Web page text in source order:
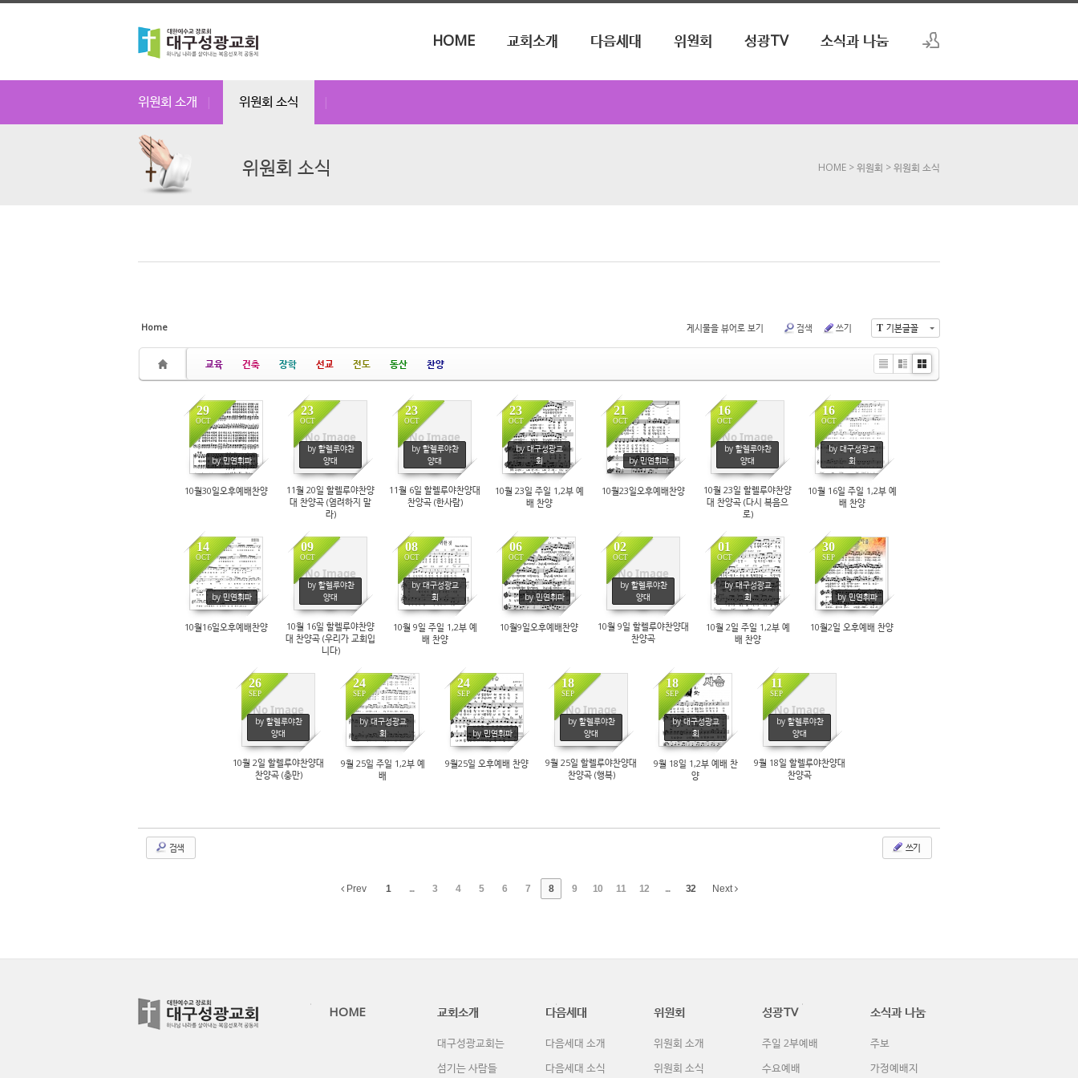
HOME 교회소개 다음세대 위원회 성광TV 소식과 나눔
위원회 소개 | 위원회 소식 |
위원회 소식 HOME > 위원회 > 위원회 소식
Home T 기본글꼴
게시물을 뷰어로 보기 검색 쓰기
교육 건축 장학 선교 전도 동산
찬양
Li
Zi
G
29
OCT
by 민연휘파
6233
10월30일오후예배찬양
No Image
23
OCT
by 할렐루야찬
양대
5902
11월 20일 할렐루야찬양
대 찬양곡 (염려하지 말
라)
No Image
23
OCT
by 할렐루야찬
양대
7013
11월 6일 할렐루야찬양대
찬양곡 (한사람)
23
OCT
by 대구성광교
회
6851
10월 23일 주일 1,2부 예
배 찬양
21
OCT
by 민연휘파
6768
10월23일오후예배찬양
No Image
16
OCT
by 할렐루야찬
양대
7068
10월 23일 할렐루야찬양
대 찬양곡 (다시 복음으
로)
16
OCT
by 대구성광교
회
6551
10월 16일 주일 1,2부 예
배 찬양
14
OCT
by 민연휘파
6513
10월16일오후예배찬양
No Image
09
OCT
by 할렐루야찬
양대
6841
10월 16일 할렐루야찬양
대 찬양곡 (우리가 교회입
니다)
08
OCT
by 대구성광교
회
6875
10월 9일 주일 1,2부 예
배 찬양
06
OCT
by 민연휘파
6598
10월9일오후예배찬양
No Image
02
OCT
by 할렐루야찬
양대
8280
10월 9일 할렐루야찬양대
찬양곡
01
OCT
by 대구성광교
회
6371
10월 2일 주일 1,2부 예
배 찬양
30
SEP
by 민연휘파
5749
10월2일 오후예배 찬양
No Image
26
SEP
by 할렐루야찬
양대
7611
10월 2일 할렐루야찬양대
찬양곡 (충만)
24
SEP
by 대구성광교
회
2463
9월 25일 주일 1,2부 예
배
24
SEP
by 민연휘파
6901
9월25일 오후예배 찬양
No Image
18
SEP
by 할렐루야찬
양대
5717
9월 25일 할렐루야찬양대
찬양곡 (행복)
18
SEP
by 대구성광교
회
6336
9월 18일 1,2부 예배 찬
양
No Image
11
SEP
by 할렐루야찬
양대
6648
9월 18일 할렐루야찬양대
찬양곡
검색 쓰기
Prev 1 ... 3 4 5 6 7 8 9 10 11 12 ... 32 Next
HOME 교회소개
대구성광교회는
섬기는 사람들
다음세대
다음세대 소개
다음세대 소식
위원회
위원회 소개
위원회 소식
성광TV
주일 2부예배
수요예배
소식과 나눔
주보
가정예배지